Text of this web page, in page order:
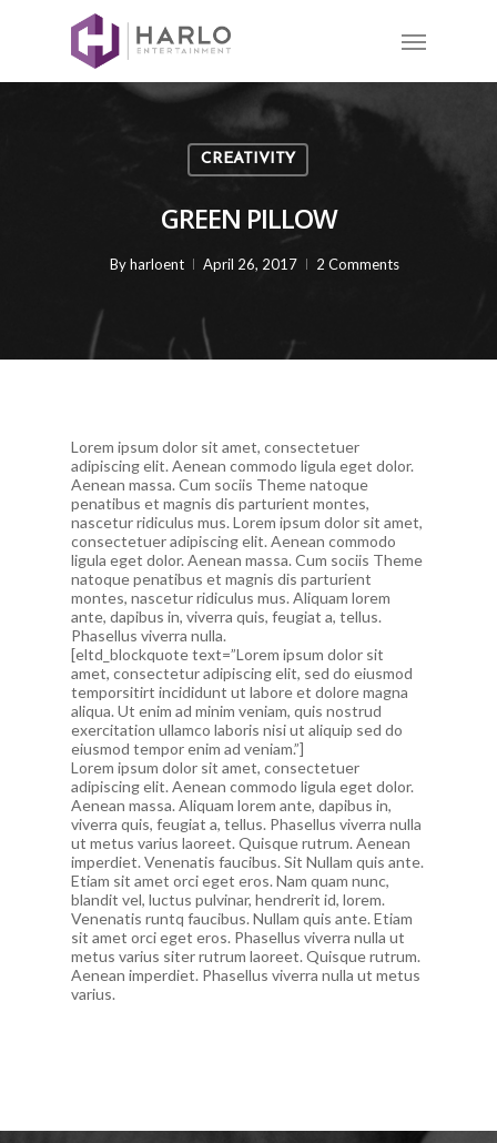
CREATIVITY
GREEN PILLOW
Byharloent April 26, 2017 2 Comments
Lorem ipsum dolor sit amet, consectetuer
adipiscing elit. Aenean commodo ligula eget dolor.
Aenean massa. Cum sociis Theme natoque
penatibus et magnis dis parturient montes,
nascetur ridiculus mus. Lorem ipsum dolor sit amet,
consectetuer adipiscing elit. Aenean commodo
ligula eget dolor. Aenean massa. Cum sociis Theme
natoque penatibus et magnis dis parturient
montes, nascetur ridiculus mus. Aliquam lorem
ante, dapibus in, viverra quis, feugiat a, tellus.
Phasellus viverra nulla.
[eltd_blockquote text=”Lorem ipsum dolor sit
amet, consectetur adipiscing elit, sed do eiusmod
temporsitirt incididunt ut labore et dolore magna
aliqua. Ut enim ad minim veniam, quis nostrud
exercitation ullamco laboris nisi ut aliquip sed do
eiusmod tempor enim ad veniam.”]
Lorem ipsum dolor sit amet, consectetuer
adipiscing elit. Aenean commodo ligula eget dolor.
Aenean massa. Aliquam lorem ante, dapibus in,
viverra quis, feugiat a, tellus. Phasellus viverra nulla
ut metus varius laoreet. Quisque rutrum. Aenean
imperdiet. Venenatis faucibus. Sit Nullam quis ante.
Etiam sit amet orci eget eros. Nam quam nunc,
blandit vel, luctus pulvinar, hendrerit id, lorem.
Venenatis runtq faucibus. Nullam quis ante. Etiam
sit amet orci eget eros. Phasellus viverra nulla ut
metus varius siter rutrum laoreet. Quisque rutrum.
Aenean imperdiet. Phasellus viverra nulla ut metus
varius.